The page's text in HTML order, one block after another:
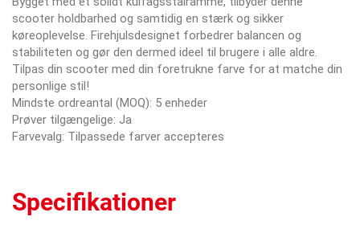
scooter holdbarhed og samtidig en stærk og sikker
køreoplevelse. Firehjulsdesignet forbedrer balancen og
stabiliteten og gør den dermed ideel til brugere i alle aldre.
Tilpas din scooter med din foretrukne farve for at matche din
personlige stil!
Mindste ordreantal (MOQ): 5 enheder
Prøver tilgængelige: Ja
Farvevalg: Tilpassede farver accepteres
Specifikationer